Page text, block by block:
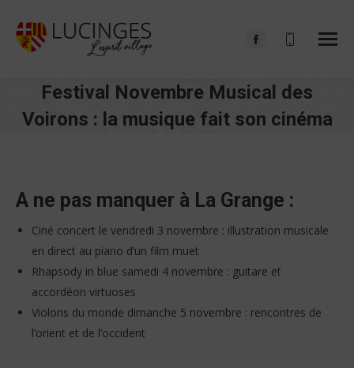
Facebook
opens
new
Festival Novembre Musical des
Voirons : la musique fait son cinéma
A ne pas manquer à La Grange :
Ciné concert le vendredi 3 novembre : illustration musicale
en direct au piano d’un film muet
Rhapsody in blue samedi 4 novembre : guitare et
accordéon virtuoses
Violons du monde dimanche 5 novembre : rencontres de
l’orient et de l’occident